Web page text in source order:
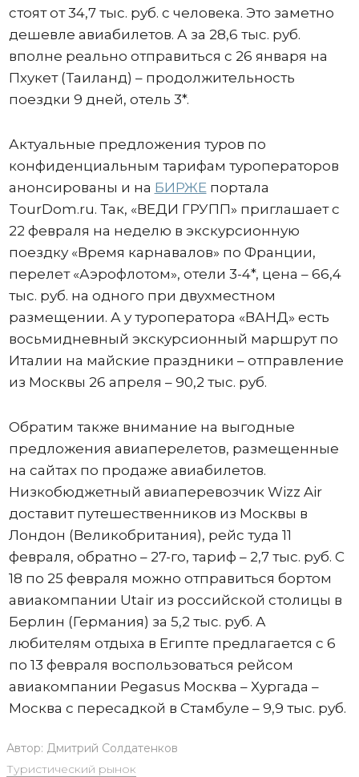
стоят от 34,7 тыс. руб. с человека. Это заметно
дешевле авиабилетов. А за 28,6 тыс. руб.
вполне реально отправиться с 26 января на
Пхукет (Таиланд) – продолжительность
поездки 9 дней, отель 3*.
Актуальные предложения туров по
конфиденциальным тарифам туроператоров
анонсированы и на БИРЖЕпортала
TourDom.ru. Так, «ВЕДИ ГРУПП» приглашает с
22 февраля на неделю в экскурсионную
поездку «Время карнавалов» по Франции,
перелет «Аэрофлотом», отели 3-4*, цена – 66,4
тыс. руб. на одного при двухместном
размещении. А у туроператора «ВАНД» есть
восьмидневный экскурсионный маршрут по
Италии на майские праздники – отправление
из Москвы 26 апреля – 90,2 тыс. руб.
Обратим также внимание на выгодные
предложения авиаперелетов, размещенные
на сайтах по продаже авиабилетов.
Низкобюджетный авиаперевозчик Wizz Air
доставит путешественников из Москвы в
Лондон (Великобритания), рейс туда 11
февраля, обратно – 27-го, тариф – 2,7 тыс. руб. С
18 по 25 февраля можно отправиться бортом
авиакомпании Utair из российской столицы в
Берлин (Германия) за 5,2 тыс. руб. А
любителям отдыха в Египте предлагается с 6
по 13 февраля воспользоваться рейсом
авиакомпании Pegasus Москва – Хургада –
Москва с пересадкой в Стамбуле – 9,9 тыс. руб.
Автор: Дмитрий Солдатенков
Туристический рынок